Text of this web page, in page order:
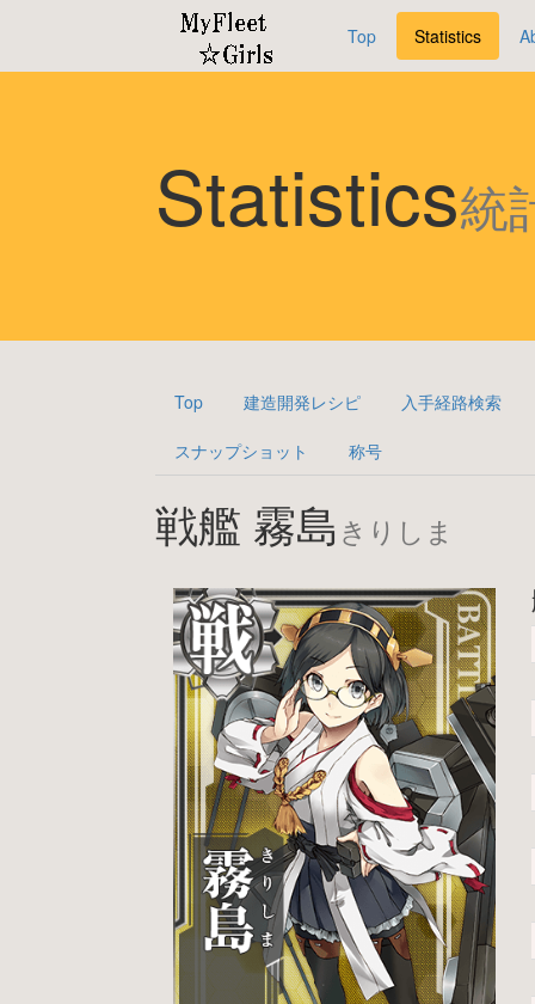
Top Statistics
Statistics統
Top 建造開発レシピ 入手経路検索
スナップショット 称号
戦艦 霧島 きりしま